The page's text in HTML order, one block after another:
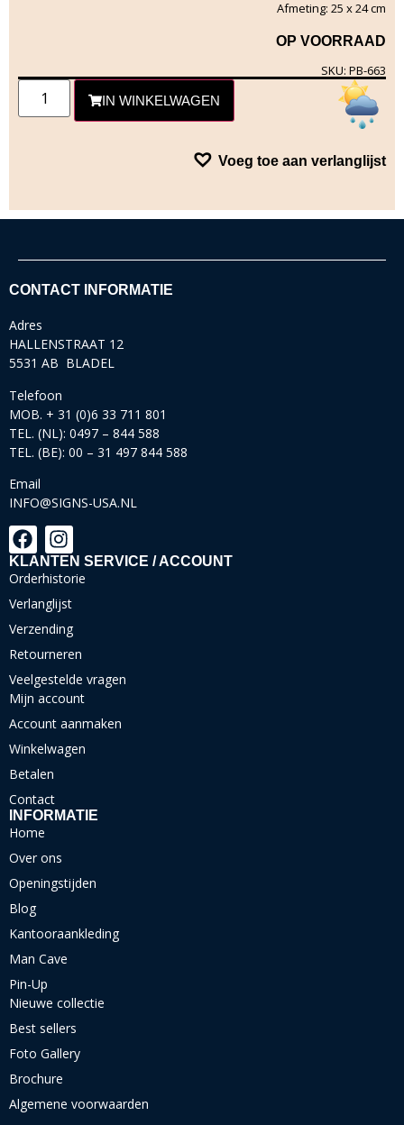
Afmeting: 25 x 24 cm
OP VOORRAAD
SKU: PB-663
IN WINKELWAGEN
Voeg toe aan verlanglijst
CONTACT INFORMATIE
Adres
HALLENSTRAAT 12
5531 AB BLADEL
Telefoon
MOB. + 31 (0)6 33 711 801
TEL. (NL): 0497 – 844 588
TEL. (BE): 00 – 31 497 844 588
Email
INFO@SIGNS-USA.NL
KLANTEN SERVICE / ACCOUNT
Orderhistorie
Verlanglijst
Verzending
Retourneren
Veelgestelde vragen
Mijn account
Account aanmaken
Winkelwagen
Betalen
Contact
INFORMATIE
Home
Over ons
Openingstijden
Blog
Kantooraankleding
Man Cave
Pin-Up
Nieuwe collectie
Best sellers
Foto Gallery
Brochure
Algemene voorwaarden